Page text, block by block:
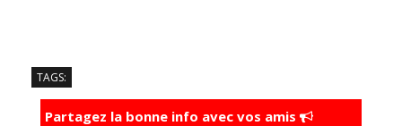
TAGS:
Partagez la bonne info avec vos amis